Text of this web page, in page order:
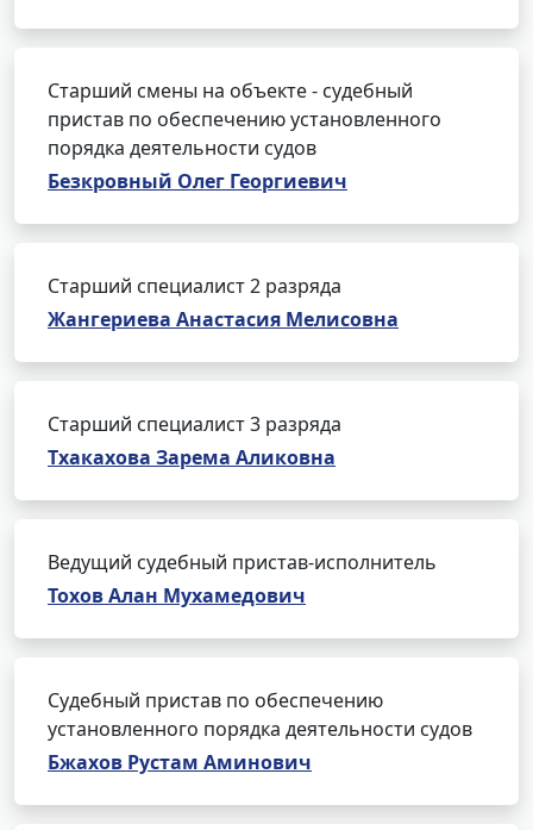
Старший смены на объекте - судебный
пристав по обеспечению установленного
порядка деятельности судов
Безкровный Олег Георгиевич
Старший специалист 2 разряда
Жангериева Анастасия Мелисовна
Старший специалист 3 разряда
Тхакахова Зарема Аликовна
Ведущий судебный пристав-исполнитель
Тохов Алан Мухамедович
Судебный пристав по обеспечению
установленного порядка деятельности судов
Бжахов Рустам Аминович